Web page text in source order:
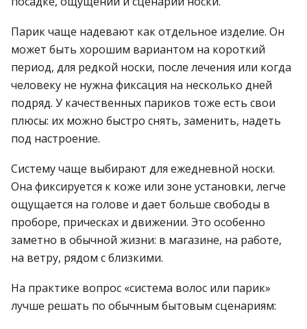
Парик чаще надевают как отдельное изделие. Он
может быть хорошим вариантом на короткий
период, для редкой носки, после лечения или когда
человеку не нужна фиксация на несколько дней
подряд. У качественных париков тоже есть свои
плюсы: их можно быстро снять, заменить, надеть
под настроение.
Систему чаще выбирают для ежедневной носки.
Она фиксируется к коже или зоне установки, легче
ощущается на голове и дает больше свободы в
проборе, прическах и движении. Это особенно
заметно в обычной жизни: в магазине, на работе,
на ветру, рядом с близкими.
На практике вопрос «система волос или парик»
лучше решать по обычным бытовым сценариям: